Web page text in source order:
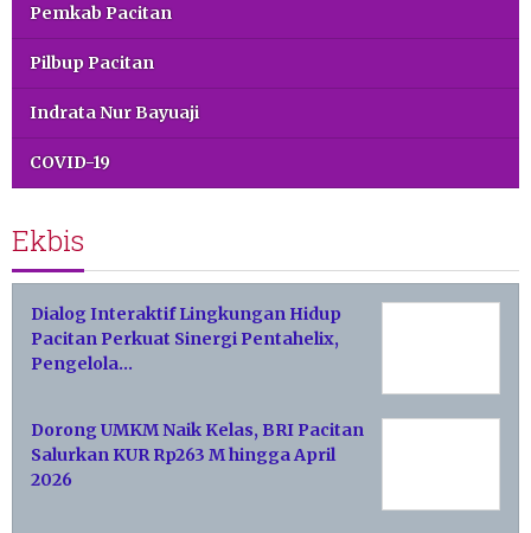
Pemkab Pacitan
Pilbup Pacitan
Indrata Nur Bayuaji
COVID-19
Ekbis
Dialog Interaktif Lingkungan Hidup
Pacitan Perkuat Sinergi Pentahelix,
Pengelola…
Dorong UMKM Naik Kelas, BRI Pacitan
Salurkan KUR Rp263 M hingga April
2026